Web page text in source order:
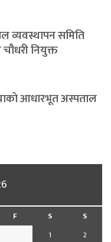
व्यवस्थापन समिति
नियुक्त
आधारभूत अस्पताल
F S
S
1
2